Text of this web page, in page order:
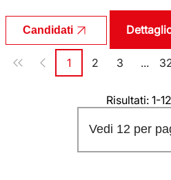
Candidati
Paginazione
Pagina
1 Pagina
2 Pagina
3 ...
Risultati: 1-
Vedi 12 per